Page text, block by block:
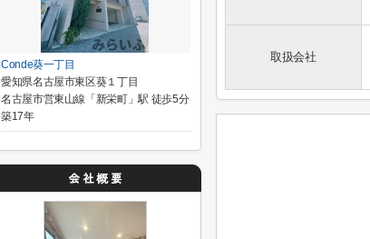
取扱会社
Conde葵一丁目
愛知県名古屋市東区葵１丁目
名古屋市営東山線「新栄町」駅 徒歩5分
築17年